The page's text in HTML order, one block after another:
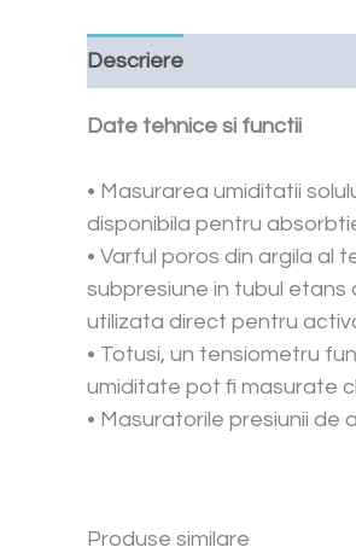
Descriere
Date tehnice si functii
• Masurarea umiditatii
disponibila pentru
• Varful poros din argila al
subpresiune in tubul
utilizata direct pentru
• Totusi, un tensiometru
umiditate pot fi masurate
• Masuratorile presiunii
Produse similare